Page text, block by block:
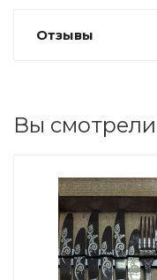
Отзывы
Вы смотрели